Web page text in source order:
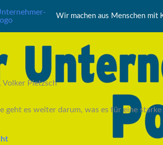
Wir machen aus Menschen
Volker Pietzsch
geht es weiter darum, was es für eine